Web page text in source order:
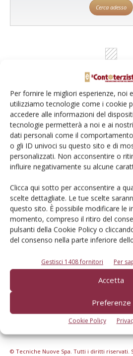
Per fornire le migliori esperienze, noi
utilizziamo tecnologie come i cookie
accedere alle informazioni del
tecnologie permetterà a noi e ai
dati personali come il
o gli ID univoci su questo sito e di
personalizzati. Non acconsentire o
influire negativamente su alcune
Clicca qui sotto per acconsentire a
scelte dettagliate. Le tue scelte
questo sito. È possibile modificare le
momento, compreso il ritiro del
pulsanti della Cookie Policy o
del consenso nella parte inferiore
Gestisci 1408 fornitori Per
Accetta
Preferenze
Cookie Policy
Cerca adesso
Rimani aggiornato
Iscriviti alle nostre
© Tecniche Nuove Spa. Tutti i diritti riservati.